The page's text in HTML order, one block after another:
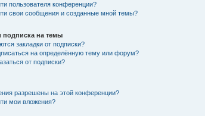
пользователя конференции?
свои сообщения и созданные мной темы?
подписка на темы
закладки от подписки?
на определённую тему или форум?
от подписки?
разрешены на этой конференции?
мои вложения?